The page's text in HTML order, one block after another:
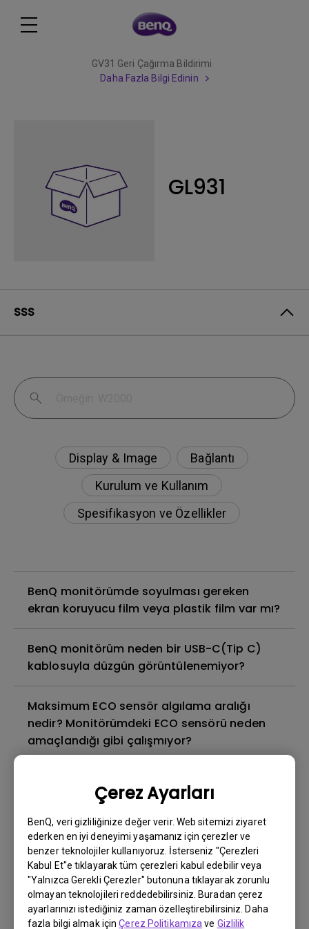
Çerez Ayarları
BenQ, veri gizliliğinize değer verir. Web sitemizi ziyaret
ederken en iyi deneyimi yaşamanız için çerezler ve
benzer teknolojiler kullanıyoruz. İsterseniz "Çerezleri
Kabul Et"e tıklayarak tüm çerezleri kabul edebilir veya
"Yalnızca Gerekli Çerezler" butonuna tıklayarak zorunlu
olmayan teknolojileri reddedebilirsiniz. Buradan çerez
ayarlarınızı istediğiniz zaman özelleştirebilirsiniz. Daha
fazla bilgi almak içinÇerez Politikamıza ve Gizlilik
GV31 Geri Çağırma Bildirimi
Daha Fazla Bilgi Edinin
GL931
SSS
Display & Image
Bağlantı
Kurulum ve Kullanım
Spesifikasyon ve Özellikler
BenQ monitörümde soyulması gereken
ekran koruyucu film veya plastik film var mı?
BenQ monitörüm neden bir USB-C(Tip C)
kablosuyla düzgün görüntülenemiyor?
Maksimum ECO sensör algılama aralığı
nedir? Monitörümdeki ECO sensörü neden
amaçlandığı gibi çalışmıyor?
kaçınılır veya ondan nasıl kurtuluruz?
Arka ışık sızıntısı veya arka ışık sızıntısı
nedir?
Monitörümde neden titreme var?